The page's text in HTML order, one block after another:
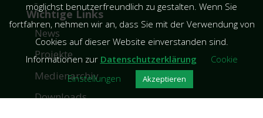
Wichtige Links
News
Projekte
Medienarchiv
Downloads
möglichst benutzerfreundlich zu gestalten. Wenn Sie
fortfahren, nehmen wir an, dass Sie mit der Verwendung von
Cookies auf dieser Website einverstanden sind.
Informationen zur Datenschutzerklärung
Cookie
Einstellungen
Akzeptieren